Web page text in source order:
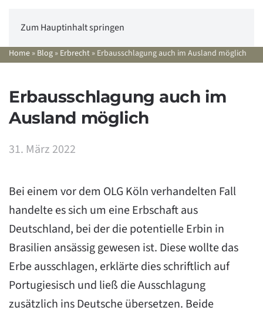
Zum Hauptinhalt springen
Home » Blog » Erbrecht » Erbausschlagung auch im Ausland möglich
Erbausschlagung auch im
Ausland möglich
31. März 2022
Bei einem vor dem OLG Köln verhandelten Fall
handelte es sich um eine Erbschaft aus
Deutschland, bei der die potentielle Erbin in
Brasilien ansässig gewesen ist. Diese wollte das
Erbe ausschlagen, erklärte dies schriftlich auf
Portugiesisch und ließ die Ausschlagung
zusätzlich ins Deutsche übersetzen. Beide